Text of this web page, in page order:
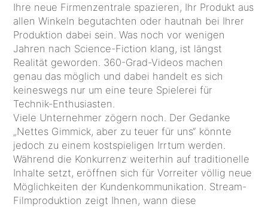
Ihre neue Firmenzentrale spazieren, Ihr Produkt aus
allen Winkeln begutachten oder hautnah bei Ihrer
Produktion dabei sein. Was noch vor wenigen
Jahren nach Science-Fiction klang, ist längst
Realität geworden. 360-Grad-Videos machen
genau das möglich und dabei handelt es sich
keineswegs nur um eine teure Spielerei für
Technik-Enthusiasten.
Viele Unternehmer zögern noch. Der Gedanke
„Nettes Gimmick, aber zu teuer für uns“ könnte
jedoch zu einem kostspieligen Irrtum werden.
Während die Konkurrenz weiterhin auf traditionelle
Inhalte setzt, eröffnen sich für Vorreiter völlig neue
Möglichkeiten der Kundenkommunikation. Stream-
Filmproduktion zeigt Ihnen, wann diese